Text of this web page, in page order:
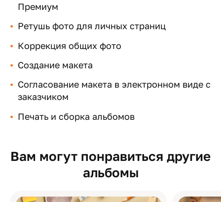
Премиум
Ретушь фото для личных страниц
Коррекция общих фото
Создание макета
Согласование макета в электронном виде с
заказчиком
Печать и сборка альбомов
Вам могут понравиться другие
альбомы